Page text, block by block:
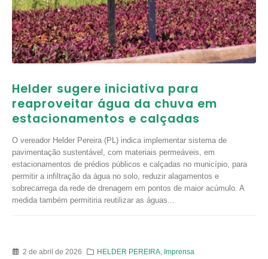
Helder sugere iniciativa para
reaproveitar água da chuva em
estacionamentos e calçadas
O vereador Helder Pereira (PL) indica implementar sistema de
pavimentação sustentável, com materiais permeáveis, em
estacionamentos de prédios públicos e calçadas no município, para
permitir a infiltração da água no solo, reduzir alagamentos e
sobrecarrega da rede de drenagem em pontos de maior acúmulo. A
medida também permitiria reutilizar as águas...
2 de abril de 2026 HELDER PEREIRA
Imprensa